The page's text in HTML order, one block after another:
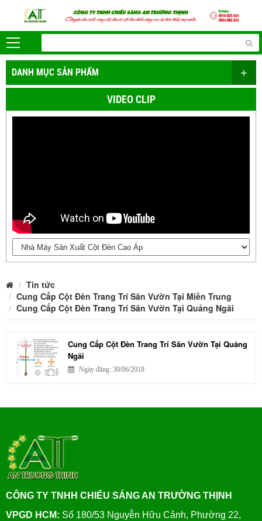
DANH MỤC SẢN PHẨM +
VIDEO CLIP
Tin tức
Cung Cấp Cột Đèn Trang Trí Sân Vườn Tại Miền Trung
Cung Cấp Cột Đèn Trang Trí Sân Vườn Tại Quảng Ngãi
Cung Cấp Cột Đèn Trang Trí Sân Vườn Tại Quảng
Ngãi
Ngày đăng: 30/06/2018
CÔNG TY TNHH CHIẾU SÁNG AN TRƯỜNG THỊNH
VPGD HCM: Số 180/53 Nguyễn Hữu Cảnh, Phường 22,